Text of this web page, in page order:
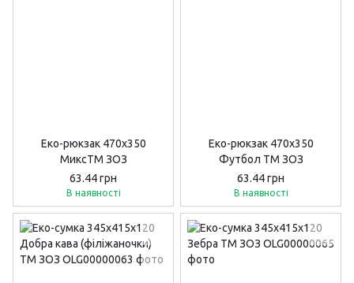
Еко-рюкзак 470х350
МиксТМ ЗОЗ
63.44 грн
В наявності
Еко-рюкзак 470х350
Футбол ТМ ЗОЗ
63.44 грн
В наявності